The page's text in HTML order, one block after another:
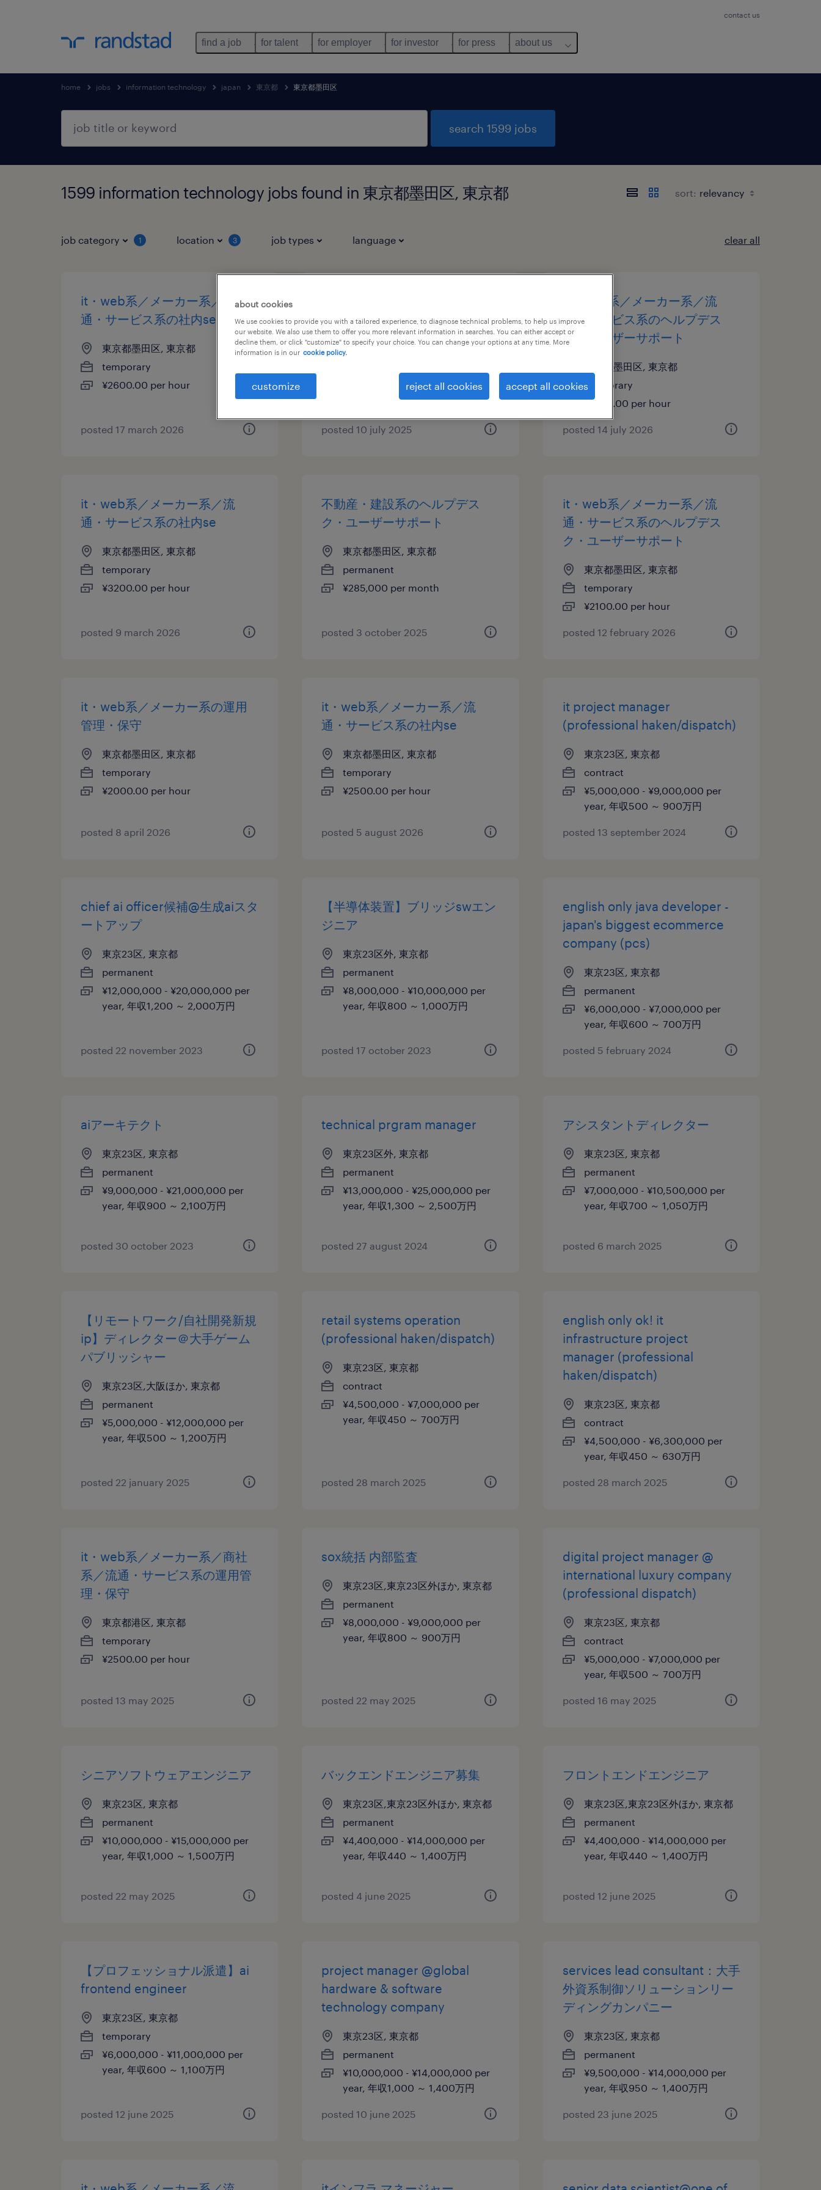
contact us
find a job for talent for employer for investor for press about us
home jobs information technology japan 東京都 東京都墨田区
search 1599 jobs
1599 information technology jobs found in 東京都墨田区, 東京都 sort:
job category 1 location 3 job types language clear all
it・web系／メーカー系／流
通・サービス系の社内se
東京都墨田区, 東京都
temporary
¥2600.00 per hour
posted 17 march 2026
通・サービス系の運用管理・保
守
¥2000.00 per hour
posted 10 july 2025
it・web系／メーカー系／流
通・サービス系のヘルプデス
ク・ユーザーサポート
東京都墨田区, 東京都
temporary
¥1900.00 per hour
posted 14 july 2026
it・web系／メーカー系／流
通・サービス系の社内se
東京都墨田区, 東京都
temporary
¥3200.00 per hour
posted 9 march 2026
不動産・建設系のヘルプデス
ク・ユーザーサポート
東京都墨田区, 東京都
permanent
¥285,000 per month
posted 3 october 2025
it・web系／メーカー系／流
通・サービス系のヘルプデス
ク・ユーザーサポート
東京都墨田区, 東京都
temporary
¥2100.00 per hour
posted 12 february 2026
it・web系／メーカー系の運用
管理・保守
東京都墨田区, 東京都
temporary
¥2000.00 per hour
posted 8 april 2026
it・web系／メーカー系／流
通・サービス系の社内se
東京都墨田区, 東京都
temporary
¥2500.00 per hour
posted 5 august 2026
it project manager
(professional haken/dispatch)
東京23区, 東京都
contract
¥5,000,000 - ¥9,000,000 per
year, 年収500 ～ 900万円
posted 13 september 2024
chief ai officer候補@生成aiスタ
ートアップ
東京23区, 東京都
permanent
¥12,000,000 - ¥20,000,000 per
year, 年収1,200 ～ 2,000万円
posted 22 november 2023
【半導体装置】ブリッジswエン
ジニア
東京23区外, 東京都
permanent
¥8,000,000 - ¥10,000,000 per
year, 年収800 ～ 1,000万円
posted 17 october 2023
english only java developer -
japan's biggest ecommerce
company (pcs)
東京23区, 東京都
permanent
¥6,000,000 - ¥7,000,000 per
year, 年収600 ～ 700万円
posted 5 february 2024
aiアーキテクト
東京23区, 東京都
permanent
¥9,000,000 - ¥21,000,000 per
year, 年収900 ～ 2,100万円
posted 30 october 2023
technical prgram manager
東京23区外, 東京都
permanent
¥13,000,000 - ¥25,000,000 per
year, 年収1,300 ～ 2,500万円
posted 27 august 2024
アシスタントディレクター
東京23区, 東京都
permanent
¥7,000,000 - ¥10,500,000 per
year, 年収700 ～ 1,050万円
posted 6 march 2025
【リモートワーク/自社開発新規
ip】ディレクター＠大手ゲーム
パブリッシャー
東京23区,大阪ほか, 東京都
permanent
¥5,000,000 - ¥12,000,000 per
year, 年収500 ～ 1,200万円
posted 22 january 2025
retail systems operation
(professional haken/dispatch)
東京23区, 東京都
contract
¥4,500,000 - ¥7,000,000 per
year, 年収450 ～ 700万円
posted 28 march 2025
english only ok! it
infrastructure project
manager (professional
haken/dispatch)
東京23区, 東京都
contract
¥4,500,000 - ¥6,300,000 per
year, 年収450 ～ 630万円
posted 28 march 2025
it・web系／メーカー系／商社
系／流通・サービス系の運用管
理・保守
東京都港区, 東京都
temporary
¥2500.00 per hour
posted 13 may 2025
sox統括 内部監査
東京23区,東京23区外ほか, 東京都
permanent
¥8,000,000 - ¥9,000,000 per
year, 年収800 ～ 900万円
posted 22 may 2025
digital project manager @
international luxury company
(professional dispatch)
東京23区, 東京都
contract
¥5,000,000 - ¥7,000,000 per
year, 年収500 ～ 700万円
posted 16 may 2025
シニアソフトウェアエンジニア
東京23区, 東京都
permanent
¥10,000,000 - ¥15,000,000 per
year, 年収1,000 ～ 1,500万円
posted 22 may 2025
バックエンドエンジニア募集
東京23区,東京23区外ほか, 東京都
permanent
¥4,400,000 - ¥14,000,000 per
year, 年収440 ～ 1,400万円
posted 4 june 2025
フロントエンドエンジニア
東京23区,東京23区外ほか, 東京都
permanent
¥4,400,000 - ¥14,000,000 per
year, 年収440 ～ 1,400万円
posted 12 june 2025
【プロフェッショナル派遣】ai
frontend engineer
東京23区, 東京都
temporary
¥6,000,000 - ¥11,000,000 per
year, 年収600 ～ 1,100万円
posted 12 june 2025
project manager @global
hardware & software
technology company
東京23区, 東京都
permanent
¥10,000,000 - ¥14,000,000 per
year, 年収1,000 ～ 1,400万円
posted 10 june 2025
services lead consultant：大手
外資系制御ソリューションリー
ディングカンパニー
東京23区, 東京都
permanent
¥9,500,000 - ¥14,000,000 per
year, 年収950 ～ 1,400万円
posted 23 june 2025
about cookies
We use cookies to provide you with a tailored experience, to diagnose technical problems, to help us improve
our website. We also use them to offer you more relevant information in searches. You can either accept or
decline them, or click "customize" to specify your choice. You can change your options at any time. More
information is in our cookie policy.
customize reject all cookies accept all cookies